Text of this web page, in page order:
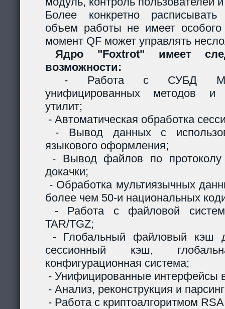
Более конкретно
объем работы не имеет
момент QF может управлять
Ядро "Foxtrot" имеет
возможности:
- Работа с СУБД
унифицированных методов и
утилит;
- Автоматическая обработка
- Вывод данных с
языкового оформления;
- Вывод файлов по
докачки;
- Обработка мультиязычных
более чем 50-и национальных
- Работа с файловой
TAR/TGZ;
- Глобальный файловый кэш
сессионный кэш,
конфигурационная система;
- Унифицированные интерфейсы
- Анализ, реконструкция и
- Работа с криптоалгоритмом